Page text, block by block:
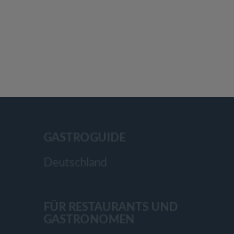
GASTROGUIDE
Deutschland
FÜR RESTAURANTS UND
GASTRONOMEN